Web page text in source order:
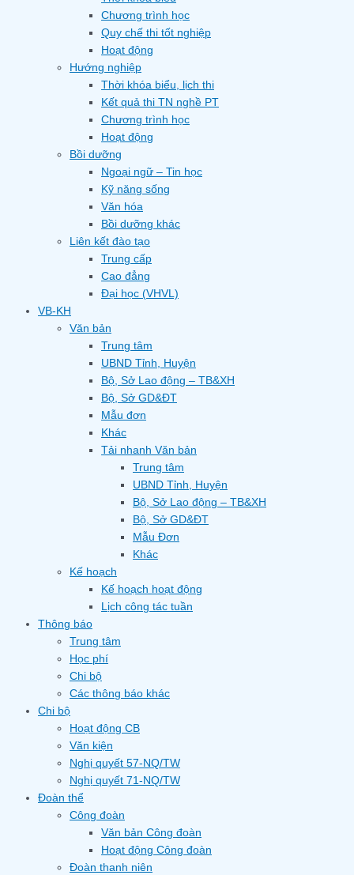
Chương trình học
Quy chế thi tốt nghiệp
Hoạt động
Hướng nghiệp
Thời khóa biểu, lịch thi
Kết quả thi TN nghề PT
Chương trình học
Hoạt động
Bồi dưỡng
Ngoại ngữ – Tin học
Kỹ năng sống
Văn hóa
Bồi dưỡng khác
Liên kết đào tạo
Trung cấp
Cao đẳng
Đại học (VHVL)
VB-KH
Văn bản
Trung tâm
UBND Tỉnh, Huyện
Bộ, Sở Lao động – TB&XH
Bộ, Sở GD&ĐT
Mẫu đơn
Khác
Tải nhanh Văn bản
Trung tâm
UBND Tỉnh, Huyện
Bộ, Sở Lao động – TB&XH
Bộ, Sở GD&ĐT
Mẫu Đơn
Khác
Kế hoạch
Kế hoạch hoạt động
Lịch công tác tuần
Thông báo
Trung tâm
Học phí
Chi bộ
Các thông báo khác
Chi bộ
Hoạt động CB
Văn kiện
Nghị quyết 57-NQ/TW
Nghị quyết 71-NQ/TW
Đoàn thể
Công đoàn
Văn bản Công đoàn
Hoạt động Công đoàn
Đoàn thanh niên